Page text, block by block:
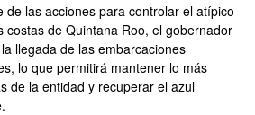
de las acciones para controlar el atípico
costas de Quintana Roo, el gobernador
llegada de las embarcaciones
lo que permitirá mantener lo más
de la entidad y recuperar el azul